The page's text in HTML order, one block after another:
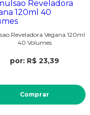
Reveladora Vegana 120ml
40 Volumes
por: R$ 23,39
Comprar